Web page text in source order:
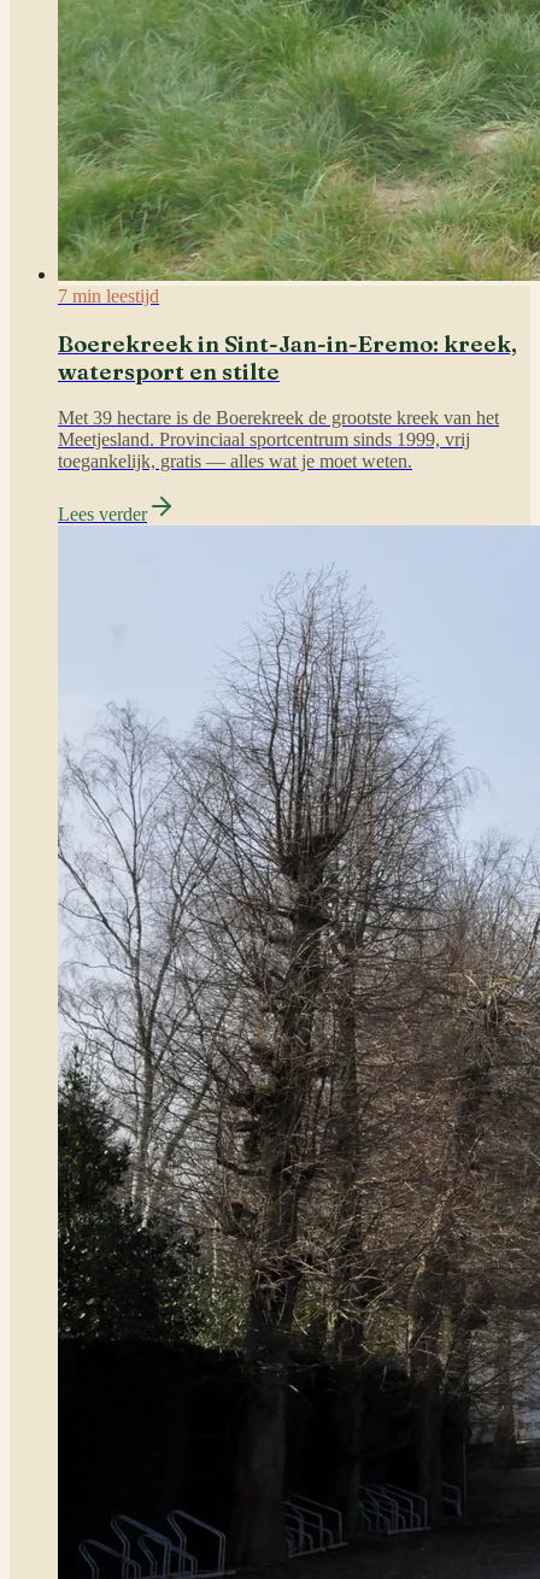
7 min leestijd
Boerekreek in Sint-Jan-in-Eremo: kreek,
watersport en stilte
Met 39 hectare is de Boerekreek de grootste kreek van het
Meetjesland. Provinciaal sportcentrum sinds 1999, vrij
toegankelijk, gratis — alles wat je moet weten.
Lees verder